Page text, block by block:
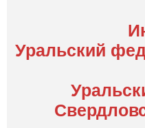
Уральский